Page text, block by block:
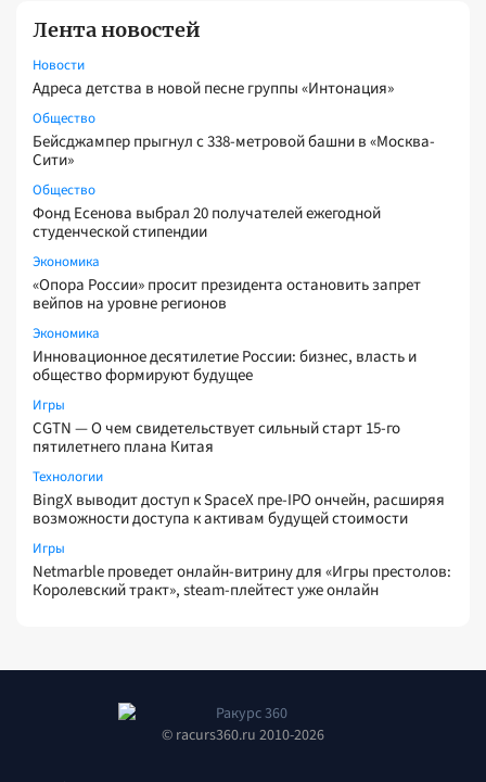
Лента новостей
Новости
Адреса детства в новой песне группы «Интонация»
Общество
Бейсджампер прыгнул с 338-метровой башни в «Москва-
Сити»
Общество
Фонд Есенова выбрал 20 получателей ежегодной
студенческой стипендии
Экономика
«Опора России» просит президента остановить запрет
вейпов на уровне регионов
Экономика
Инновационное десятилетие России: бизнес, власть и
общество формируют будущее
Игры
CGTN — О чем свидетельствует сильный старт 15-го
пятилетнего плана Китая
Технологии
BingX выводит доступ к SpaceX пре-IPO ончейн, расширяя
возможности доступа к активам будущей стоимости
Игры
Netmarble проведет онлайн-витрину для «Игры престолов:
Королевский тракт», steam-плейтест уже онлайн
© racurs360.ru 2010-2026